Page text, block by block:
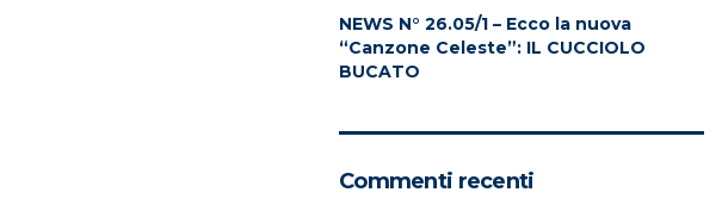
NEWS N° 26.05/1 – Ecco la nuova
“Canzone Celeste”: IL CUCCIOLO
BUCATO
Commenti recenti